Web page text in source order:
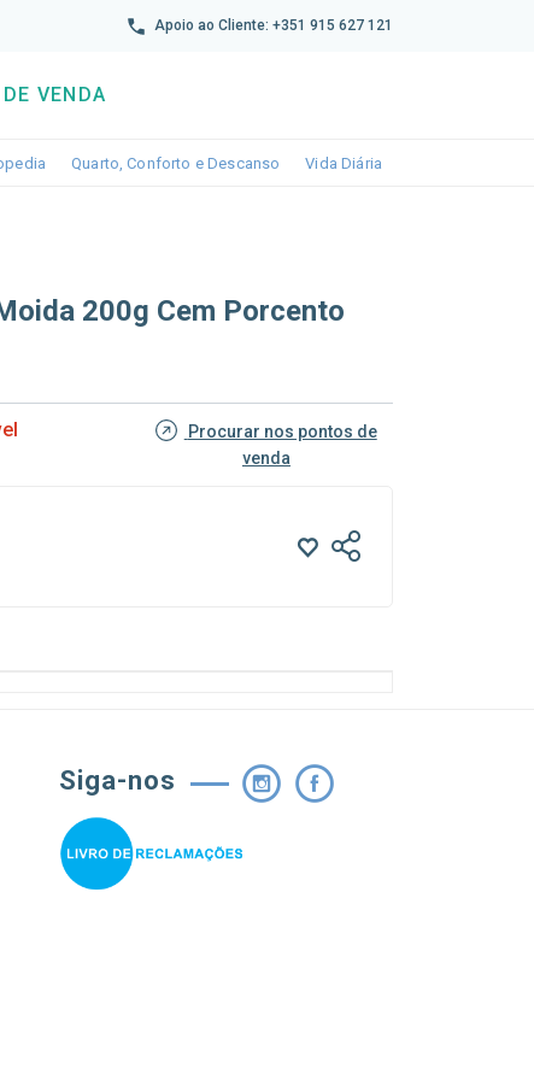
Apoio ao Cliente: +351 915 627 121
VENDA
dropdownToggle dropdown
Quarto, Conforto e Descanso Toggle dropdown
Vida Diária
200g Cem Porcento
venda
Siga-nos